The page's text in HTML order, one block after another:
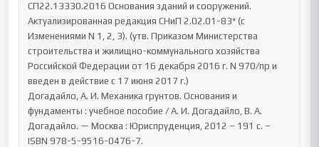
СП22.13330.2016 Основания зданий и сооружений.
Актуализированная редакция СНиП 2.02.01-83* (с
Изменениями N 1, 2, 3). (утв. Приказом Министерства
строительства и жилищно-коммунального хозяйства
Российской Федерации от 16 декабря 2016 г. N 970/пр и
введен в действие с 17 июня 2017 г.)
Догадайло, А. И. Механика грунтов. Основания и
фундаменты : учебное пособие / А. И. Догадайло, В. А.
Догадайло. — Москва : Юриспруденция, 2012 – 191 c. –
ISBN 978-5-9516-0476-7.